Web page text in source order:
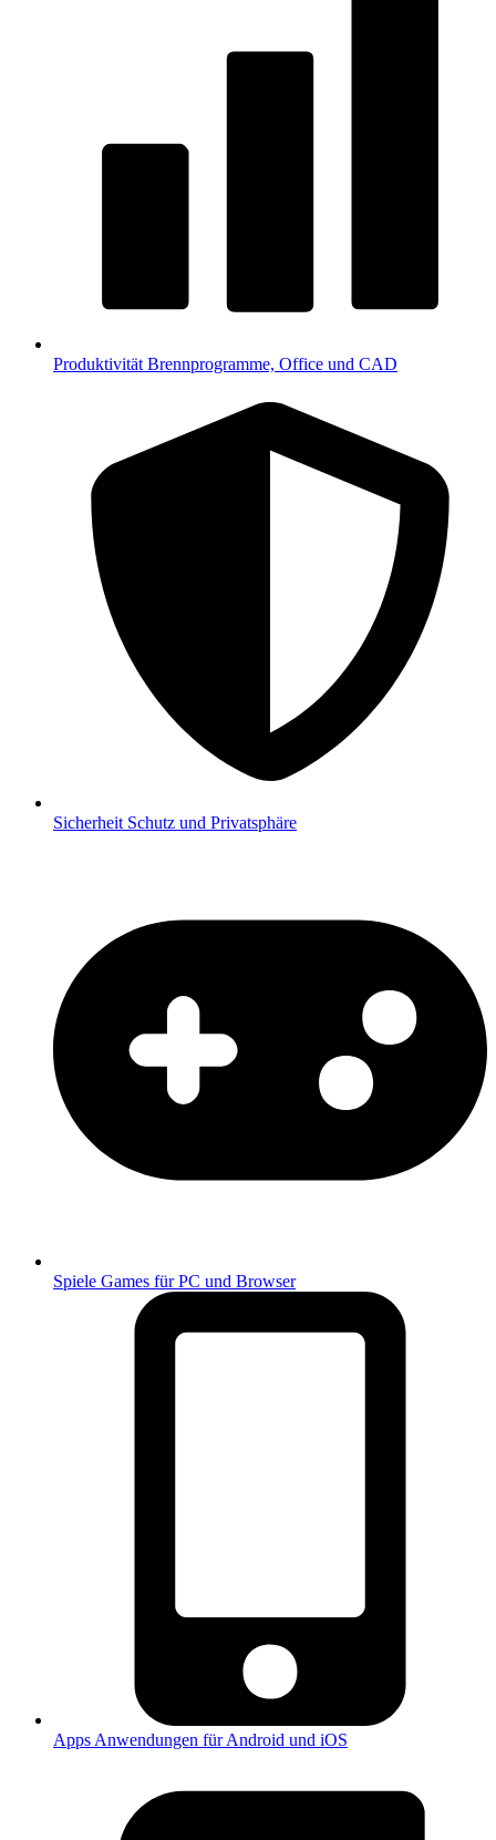
Produktivität Brennprogramme, Office und CAD
Sicherheit Schutz und Privatsphäre
Spiele Games für PC und Browser
Apps Anwendungen für Android und iOS